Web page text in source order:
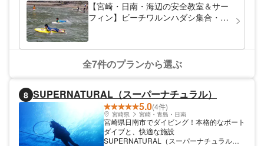
【宮崎・日南・海辺の安全教室＆サー
フィン】ビーチワルンハダシ集合・ボ
全7件のプランから選ぶ
8 SUPERNATURAL（スーパーナチュラル）
5.0(4件)
宮崎県 宮崎・青島・日南
宮崎県日南市でダイビング！本格的なボート
ダイブと、快適な施設
SUPERNATURAL（スーパーナチュラル）